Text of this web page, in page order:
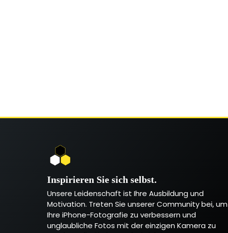
Inspirieren Sie sich selbst.
Unsere Leidenschaft ist Ihre Ausbildung und
Motivation. Treten Sie unserer Community bei, um
Ihre iPhone-Fotografie zu verbessern und
unglaubliche Fotos mit der einzigen Kamera zu